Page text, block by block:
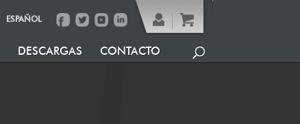
ESPAÑOL
DESCARGAS CONTACTO